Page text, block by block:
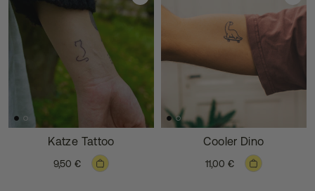
Katze Tattoo
9,50 €
Cooler Dino
11,00 €